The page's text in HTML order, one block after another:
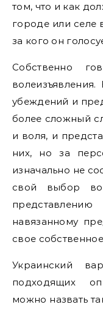
том, что и как
городе или селе
за кого он
Собственно
убеждений и
более сложный
и воля, и
них, но за
изначально не
свой выбор
навязанному
свое
Украинский
подходящих
можно назвать